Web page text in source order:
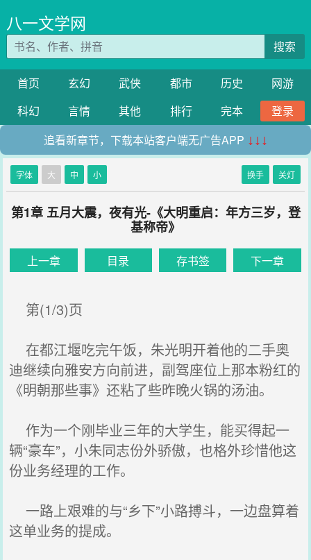
八一文学网
搜索
首页 玄幻 武侠 都市 历史
网游
科幻
言情 其他 排行 完本
登录
追看新章节，下载本站客户端无广告APP ↓↓↓
字体 大 中 小 换手 关灯
第1章 五月大震，夜有光-《大明重启：年方三岁，登
基称帝》
上一章 目录 存书签 下一章
第(1/3)页
在都江堰吃完午饭，朱光明开着他的二手奥
迪继续向雅安方向前进，副驾座位上那本粉红的
《明朝那些事》还粘了些昨晚火锅的汤油。
作为一个刚毕业三年的大学生，能买得起一
辆“豪车”，小朱同志份外骄傲，也格外珍惜他这
份业务经理的工作。
一路上艰难的与“乡下”小路搏斗，一边盘算着
这单业务的提成。